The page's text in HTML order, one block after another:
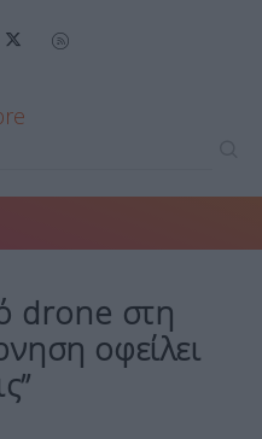
drone στη
οφείλει